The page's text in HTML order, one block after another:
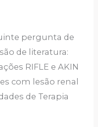
pergunta de
de literatura:
RIFLE e AKIN
com lesão renal
de Terapia